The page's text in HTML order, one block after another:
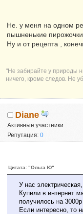
Не. у меня на одном
пышненькие
Ну и от рецепта ,
"Не забирайте у природы
ничего, кроме следов. Не
Diane
Активные участники
Репутация:0
Цитата: "Ольга Ю"
У нас
Купили в интернет
получилось на
Если интересно, то